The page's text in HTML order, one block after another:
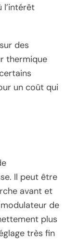
l’intérêt
des
thermique
un coût qui
Il peut être
avant et
de
plus
très fin